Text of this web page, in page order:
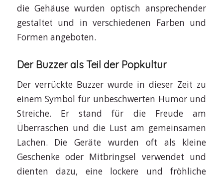
die Gehäuse wurden optisch ansprechender
gestaltet und in verschiedenen Farben und
Formen angeboten.
Der Buzzer als Teil der Popkultur
Der verrückte Buzzer wurde in dieser Zeit zu
einem Symbol für unbeschwerten Humor und
Streiche. Er stand für die Freude am
Überraschen und die Lust am gemeinsamen
Lachen. Die Geräte wurden oft als kleine
Geschenke oder Mitbringsel verwendet und
dienten dazu, eine lockere und fröhliche